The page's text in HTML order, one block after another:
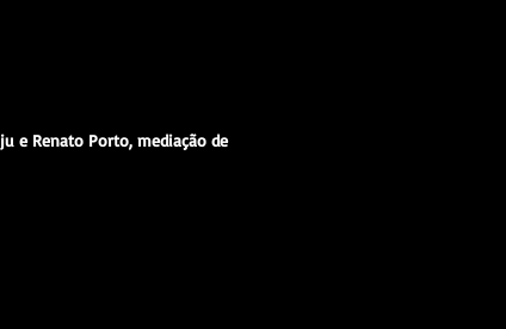
e Renato Porto, mediação de